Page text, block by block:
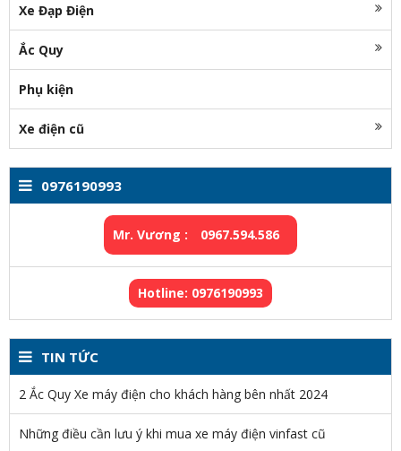
Xe Đạp Điện
Ắc Quy
Phụ kiện
Xe điện cũ
0976190993
Mr. Vương : 0967.594.586
Hotline: 0976190993
TIN TỨC
2 Ắc Quy Xe máy điện cho khách hàng bên nhất 2024
Những điều cần lưu ý khi mua xe máy điện vinfast cũ